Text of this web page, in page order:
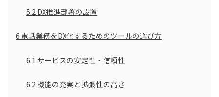
5.2 DX推進部署の設置
6 電話業務をDX化するためのツールの選び方
6.1 サービスの安定性・信頼性
6.2 機能の充実と拡張性の高さ